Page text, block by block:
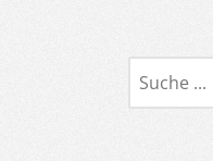
Suche